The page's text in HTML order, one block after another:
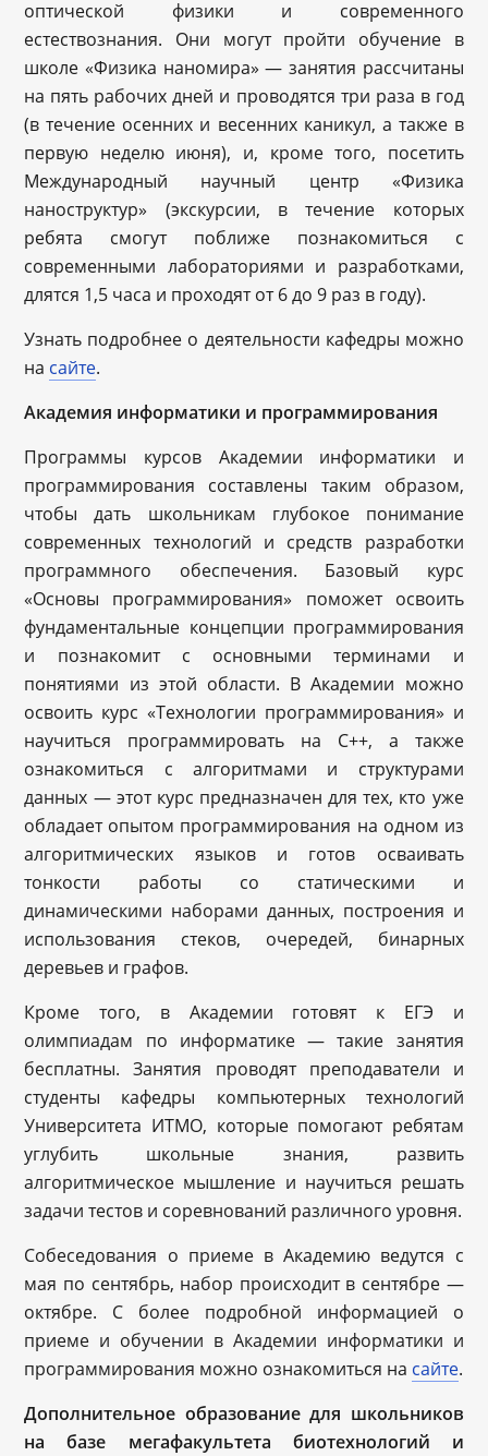
оптической физики и современного
естествознания. Они могут пройти обучение в
школе «Физика наномира» — занятия рассчитаны
на пять рабочих дней и проводятся три раза в год
(в течение осенних и весенних каникул, а также в
первую неделю июня), и, кроме того, посетить
Международный научный центр «Физика
наноструктур» (экскурсии, в течение которых
ребята смогут поближе познакомиться с
современными лабораториями и разработками,
длятся 1,5 часа и проходят от 6 до 9 раз в году).
Узнать подробнее о деятельности кафедры можно
на сайте.
Академия информатики и программирования
Программы курсов Академии информатики и
программирования составлены таким образом,
чтобы дать школьникам глубокое понимание
современных технологий и средств разработки
программного обеспечения. Базовый курс
«Основы программирования» поможет освоить
фундаментальные концепции программирования
и познакомит с основными терминами и
понятиями из этой области. В Академии можно
освоить курс «Технологии программирования» и
научиться программировать на C++, а также
ознакомиться с алгоритмами и структурами
данных — этот курс предназначен для тех, кто уже
обладает опытом программирования на одном из
алгоритмических языков и готов осваивать
тонкости работы со статическими и
динамическими наборами данных, построения и
использования стеков, очередей, бинарных
деревьев и графов.
Кроме того, в Академии готовят к ЕГЭ и
олимпиадам по информатике — такие занятия
бесплатны. Занятия проводят преподаватели и
студенты кафедры компьютерных технологий
Университета ИТМО, которые помогают ребятам
углубить школьные знания, развить
алгоритмическое мышление и научиться решать
задачи тестов и соревнований различного уровня.
Собеседования о приеме в Академию ведутся с
мая по сентябрь, набор происходит в сентябре —
октябре. С более подробной информацией о
приеме и обучении в Академии информатики и
программирования можно ознакомиться на сайте.
Дополнительное образование для школьников
на базе мегафакультета биотехнологий и